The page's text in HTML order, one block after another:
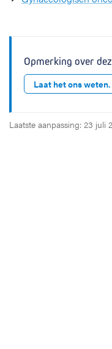
Opmerking over
Laat het ons weten.
Laatste aanpassing: 23 juli